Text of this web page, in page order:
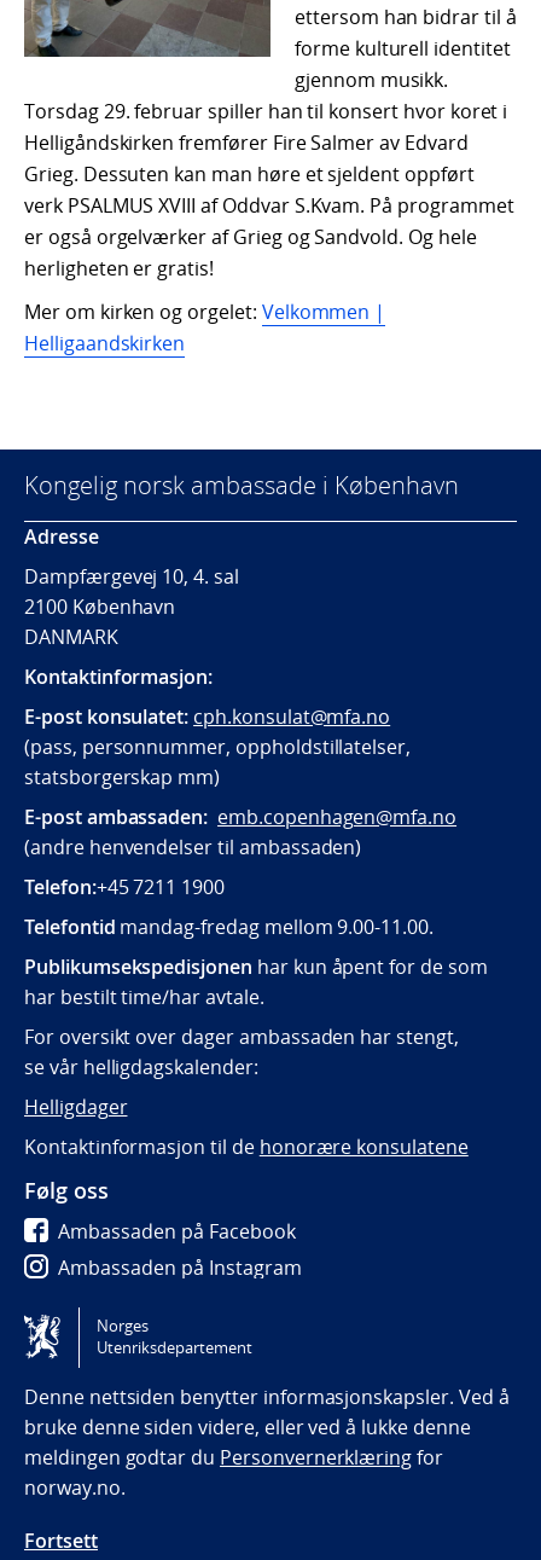
ettersom han bidrar til å
forme kulturell identitet
gjennom musikk.
Torsdag 29. februar spiller han til konsert hvor koret i
Helligåndskirken fremfører Fire Salmer av Edvard
Grieg. Dessuten kan man høre et sjeldent oppført
verk PSALMUS XVIII af Oddvar S.Kvam. På programmet
er også orgelværker af Grieg og Sandvold. Og hele
herligheten er gratis!
Mer om kirken og orgelet: Velkommen |
Helligaandskirken
Kongelig norsk ambassade i København
Adresse
Dampfærgevej 10, 4. sal
2100 København
DANMARK
Kontaktinformasjon:
E-post konsulatet: cph.konsulat@mfa.no
(pass, personnummer, oppholdstillatelser,
statsborgerskap mm)
E-post ambassaden: emb.copenhagen@mfa.no
(andre henvendelser til ambassaden)
Telefon:+45 7211 1900
Telefontid mandag-fredag mellom 9.00-11.00.
Publikumsekspedisjonen har kun åpent for de som
har bestilt time/har avtale.
For oversikt over dager ambassaden har stengt,
se vår helligdagskalender:
Helligdager
Kontaktinformasjon til de honorære konsulatene
Følg oss
Ambassaden på Facebook
Ambassaden på Instagram
Ambassaden på LinkedIn
Tilgjengelighetserklæring / Accessibility statement
(NO)
Norges
Utenriksdepartement
Denne nettsiden benytter informasjonskapsler. Ved å
bruke denne siden videre, eller ved å lukke denne
meldingen godtar du Personvernerklæringfor
norway.no.
Fortsett